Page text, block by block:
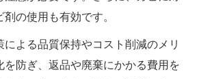
の使用も有効です。
よる品質保持やコスト削減のメリ
を防ぎ、返品や廃棄にかかる費用を